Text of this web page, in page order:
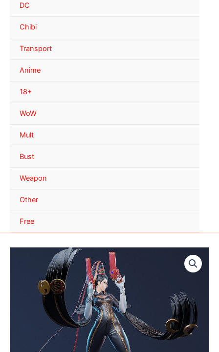
DC
Chibi
Transport
Anime
18+
WoW
Mult
Bust
Weapon
Other
Free